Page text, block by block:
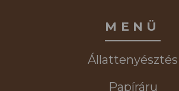
MENÜ
Állattenyésztés
Papíráru